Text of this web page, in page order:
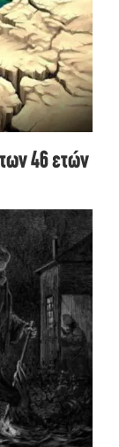
46 ετών